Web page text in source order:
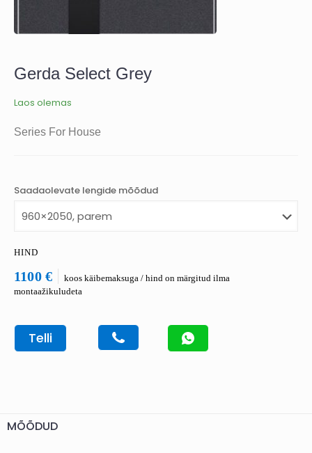
Gerda Select Grey
Laos olemas
Series For House
Saadaolevate lengide mõõdud
HIND
1100 €
koos käibemaksuga / hind on märgitud ilma
montaažikuludeta
Telli
MÕÕDUD